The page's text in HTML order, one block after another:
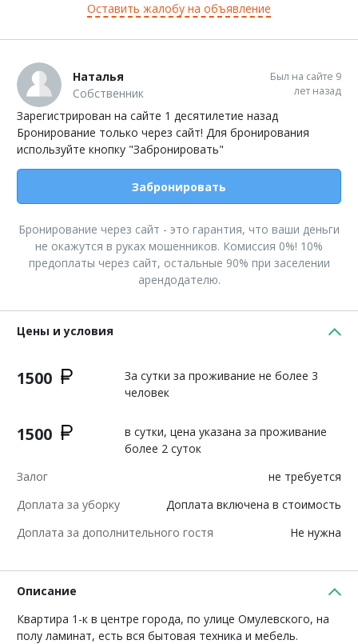
Оставить жалобу на объявление
Наталья
Собственник
Был на сайте 9
лет назад
Зарегистрирован на сайте 1 десятилетие назад
Бронирование только через сайт! Для бронирования
используйте кнопку "Забронировать"
Забронировать
Бронирование через сайт - это гарантия, что ваши деньги
не окажутся в руках мошенников. Комиссия 0%! 10%
предоплаты через сайт, остальные 90% при заселении
арендодателю.
Цены и условия
1500
За сутки за проживание не более 3
человек
1500
в сутки, цена указана за проживание
более 2 суток
Залог
не требуется
Доплата за уборку
Доплата включена в стоимость
Доплата за дополнительного гостя
Не нужна
Описание
Квартира 1-к в центре города, по улице Омулевского, на
полу ламинат, есть вся бытовая техника и мебель.